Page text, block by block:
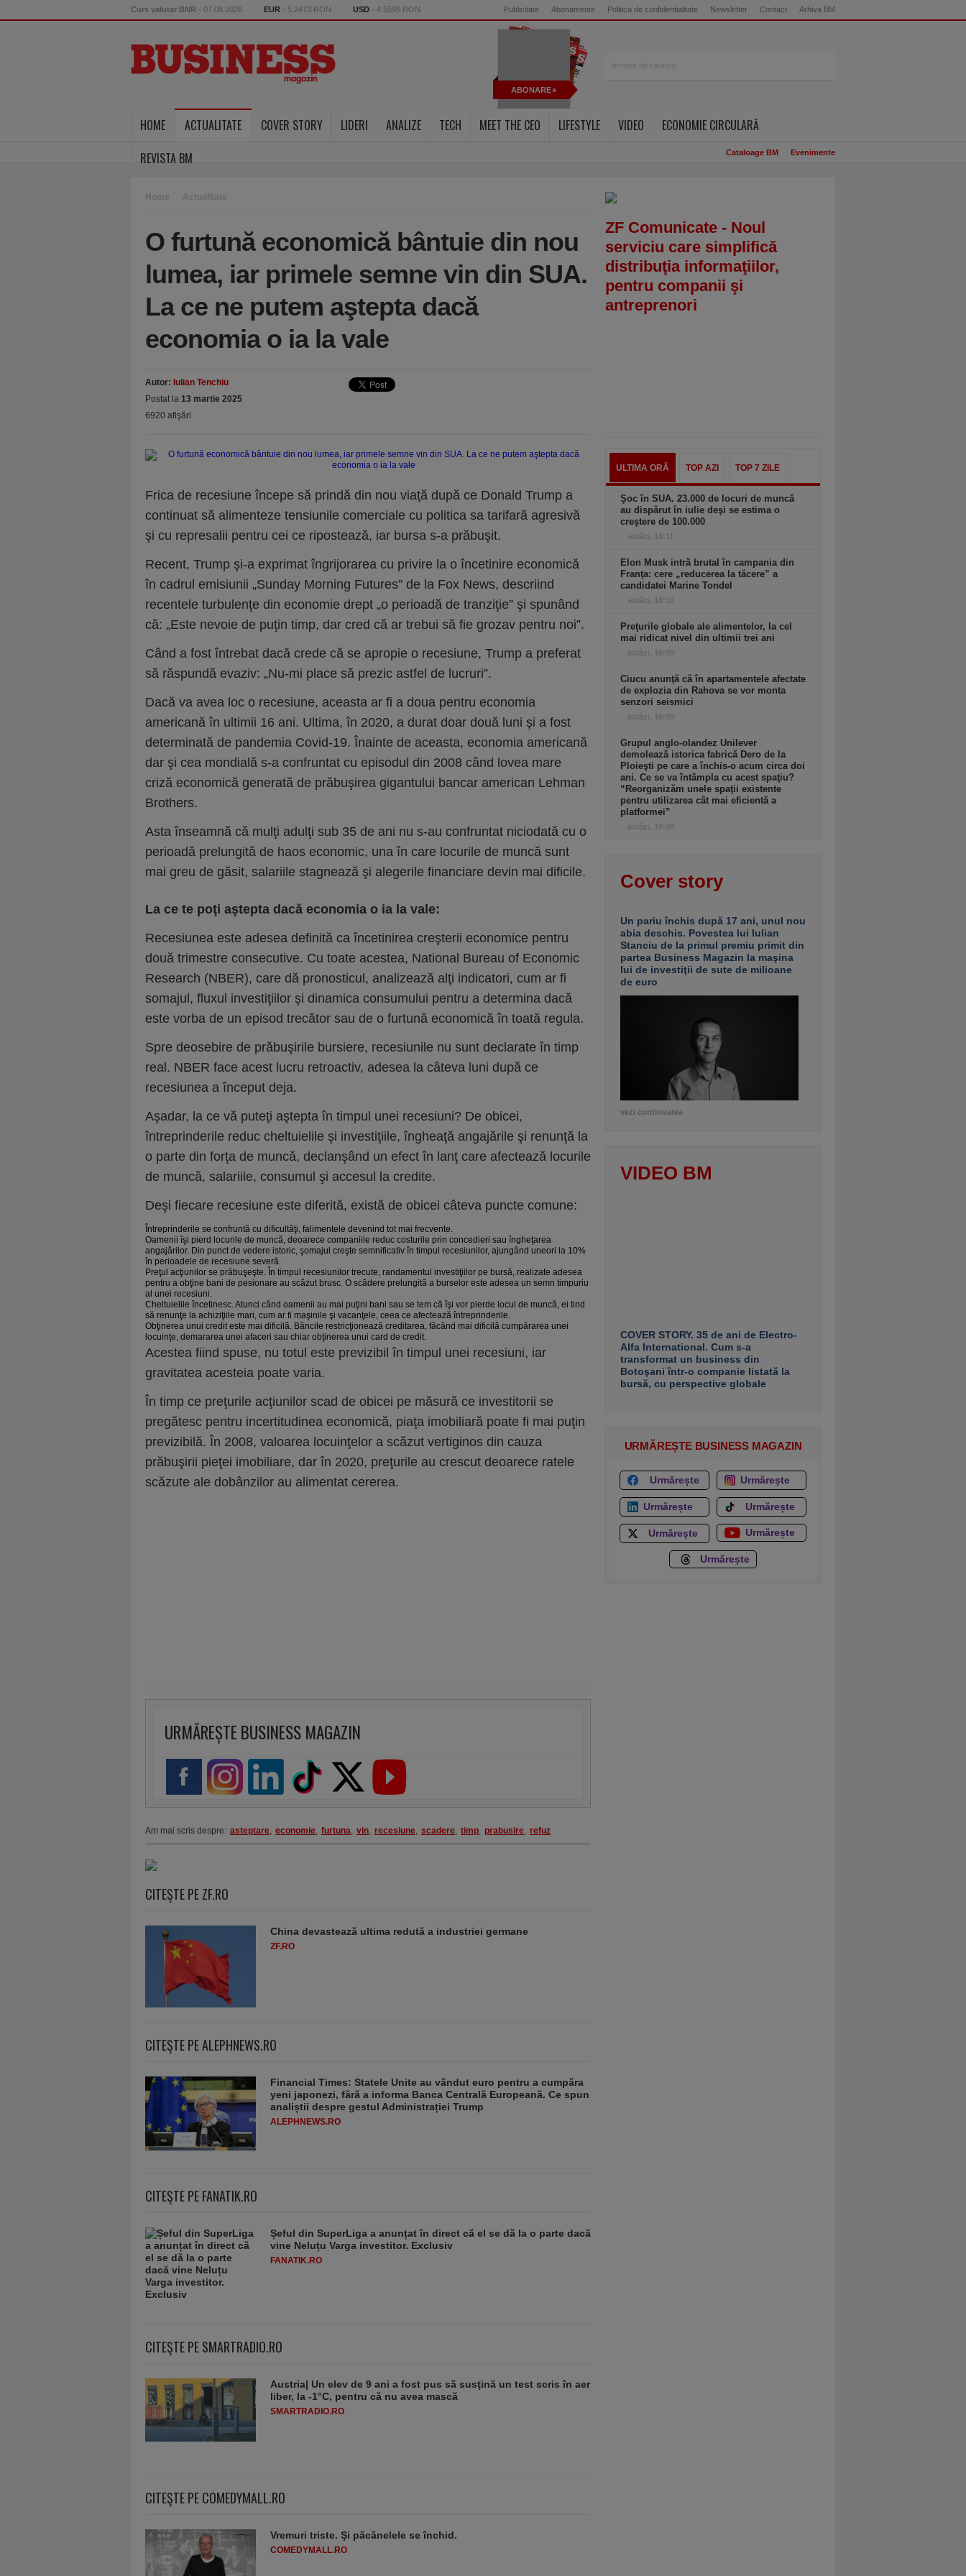
Curs valutar BNR - 07.08.2026 EUR - 5.2473 RON USD - 4.5595 RON Publicitate Abonamente Politica de confidentialitate Newsletter Contact Arhiva BM
ABONARE
HOME ACTUALITATE COVER STORY LIDERI ANALIZE TECH MEET THE CEO LIFESTYLE VIDEO
ECONOMIE CIRCULARĂ
REVISTA BM
Cataloage BM Evenimente
Home Actualitate
O furtună economică bântuie din nou
lumea, iar primele semne vin din SUA.
La ce ne putem aştepta dacă
economia o ia la vale
Autor: Iulian Tenchiu
Postat la 13 martie 2025
6920 afişări
Frica de recesiune începe să prindă din nou viaţă după ce Donald Trump a
continuat să alimenteze tensiunile comerciale cu politica sa tarifară agresivă
şi cu represalii pentru cei ce ripostează, iar bursa s-a prăbuşit.
Recent, Trump şi-a exprimat îngrijorarea cu privire la o încetinire economică
în cadrul emisiunii „Sunday Morning Futures” de la Fox News, descriind
recentele turbulenţe din economie drept „o perioadă de tranziţie” şi spunând
că: „Este nevoie de puţin timp, dar cred că ar trebui să fie grozav pentru noi”.
Când a fost întrebat dacă crede că se apropie o recesiune, Trump a preferat
să răspundă evaziv: „Nu-mi place să prezic astfel de lucruri”.
Dacă va avea loc o recesiune, aceasta ar fi a doua pentru economia
americană în ultimii 16 ani. Ultima, în 2020, a durat doar două luni şi a fost
determinată de pandemia Covid-19. Înainte de aceasta, economia americană
dar şi cea mondială s-a confruntat cu episodul din 2008 când lovea mare
criză economică generată de prăbuşirea gigantului bancar american Lehman
Brothers.
Asta înseamnă că mulţi adulţi sub 35 de ani nu s-au confruntat niciodată cu o
perioadă prelungită de haos economic, una în care locurile de muncă sunt
mai greu de găsit, salariile stagnează şi alegerile financiare devin mai dificile.
La ce te poţi aştepta dacă economia o ia la vale:
Recesiunea este adesea definită ca încetinirea creşterii economice pentru
două trimestre consecutive. Cu toate acestea, National Bureau of Economic
Research (NBER), care dă pronosticul, analizează alţi indicatori, cum ar fi
somajul, fluxul investiţiilor şi dinamica consumului pentru a determina dacă
este vorba de un episod trecător sau de o furtună economică în toată regula.
Spre deosebire de prăbuşirile bursiere, recesiunile nu sunt declarate în timp
real. NBER face acest lucru retroactiv, adesea la câteva luni după ce
recesiunea a început deja.
Aşadar, la ce vă puteţi aştepta în timpul unei recesiuni? De obicei,
întreprinderile reduc cheltuielile şi investiţiile, îngheaţă angajările şi renunţă la
o parte din forţa de muncă, declanşând un efect în lanţ care afectează locurile
de muncă, salariile, consumul şi accesul la credite.
Deşi fiecare recesiune este diferită, există de obicei câteva puncte comune:
Întreprinderile se confruntă cu dificultăţi, falimentele devenind tot mai frecvente.
Oamenii îşi pierd locurile de muncă, deoarece companiile reduc costurile prin concedieri sau îngheţarea
angajărilor. Din punct de vedere istoric, şomajul creşte semnificativ în timpul recesiunilor, ajungând uneori la 10%
în perioadele de recesiune severă.
Preţul acţiunilor se prăbuşeşte. În timpul recesiunilor trecute, randamentul investiţiilor pe bursă, realizate adesea
pentru a obţine bani de pesionare au scăzut brusc. O scădere prelungită a burselor este adesea un semn timpuriu
al unei recesiuni.
Cheltuielile încetinesc. Atunci când oamenii au mai puţini bani sau se tem că îşi vor pierde locul de muncă, ei tind
să renunţe la achiziţiile mari, cum ar fi maşinile şi vacanţele, ceea ce afectează întreprinderile.
Obţinerea unui credit este mai dificilă. Băncile restricţionează creditarea, făcând mai dificilă cumpărarea unei
locuinţe, demararea unei afaceri sau chiar obţinerea unui card de credit.
Acestea fiind spuse, nu totul este previzibil în timpul unei recesiuni, iar
gravitatea acesteia poate varia.
În timp ce preţurile acţiunilor scad de obicei pe măsură ce investitorii se
pregătesc pentru incertitudinea economică, piaţa imobiliară poate fi mai puţin
previzibilă. În 2008, valoarea locuinţelor a scăzut vertiginos din cauza
prăbuşirii pieţei imobiliare, dar în 2020, preţurile au crescut deoarece ratele
scăzute ale dobânzilor au alimentat cererea.
URMĂREȘTE BUSINESS MAGAZIN
Am mai scris despre: asteptare, economie, furtuna, vin, recesiune, scadere, timp, prabusire, refuz
CITEŞTE PE ZF.RO
China devastează ultima redută a industriei germane
ZF.RO
CITEŞTE PE ALEPHNEWS.RO
Financial Times: Statele Unite au vândut euro pentru a cumpăra
yeni japonezi, fără a informa Banca Centrală Europeană. Ce spun
analiștii despre gestul Administrației Trump
ALEPHNEWS.RO
CITEŞTE PE FANATIK.RO
Șeful din SuperLiga a anunțat în direct că el se dă la o parte dacă
vine Neluțu Varga investitor. Exclusiv
FANATIK.RO
CITEŞTE PE SMARTRADIO.RO
Austria| Un elev de 9 ani a fost pus să susţină un test scris în aer
liber, la -1°C, pentru că nu avea mască
SMARTRADIO.RO
CITEŞTE PE COMEDYMALL.RO
Vremuri triste. Şi păcănelele se închid.
COMEDYMALL.RO
ZF Comunicate - Noul
serviciu care simplifică
distribuţia informaţiilor,
pentru companii şi
antreprenori
ULTIMA ORĂ TOP AZI TOP 7 ZILE
Şoc în SUA. 23.000 de locuri de muncă
au dispărut în iulie deşi se estima o
creştere de 100.000
astăzi, 18:11
Elon Musk intră brutal în campania din
Franţa: cere „reducerea la tăcere” a
candidatei Marine Tondel
astăzi, 18:10
Preţurile globale ale alimentelor, la cel
mai ridicat nivel din ultimii trei ani
astăzi, 18:09
Ciucu anunţă că în apartamentele afectate
de explozia din Rahova se vor monta
senzori seismici
astăzi, 18:09
Grupul anglo-olandez Unilever
demolează istorica fabrică Dero de la
Ploieşti pe care a închis-o acum circa doi
ani. Ce se va întâmpla cu acest spaţiu?
“Reorganizăm unele spaţii existente
pentru utilizarea cât mai eficientă a
platformei”
astăzi, 18:08
Cover story
Un pariu închis după 17 ani, unul nou
abia deschis. Povestea lui Iulian
Stanciu de la primul premiu primit din
partea Business Magazin la maşina
lui de investiţii de sute de milioane
de euro
vezi continuarea
VIDEO BM
COVER STORY. 35 de ani de Electro-
Alfa International. Cum s-a
transformat un business din
Botoşani într-o companie listată la
bursă, cu perspective globale
URMĂREȘTE BUSINESS MAGAZIN
Urmărește Urmărește
Urmărește Urmărește
Urmărește Urmărește
Urmărește